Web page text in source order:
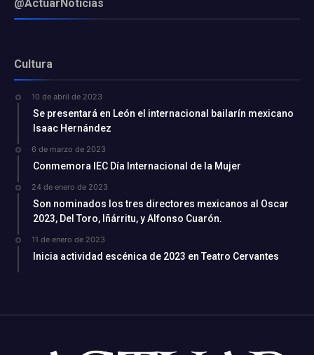
@ActuarNoticias
Cultura
10 de abril de 2023
Se presentará en León el internacional bailarín mexicano
Isaac Hernández
6 de marzo de 2023
Conmemora IEC Día Internacional de la Mujer
24 de enero de 2023
Son nominados los tres directores mexicanos al Oscar
2023, Del Toro, Iñárritu, y Alfonso Cuarón.
11 de enero de 2023
Inicia actividad escénica de 2023 en Teatro Cervantes